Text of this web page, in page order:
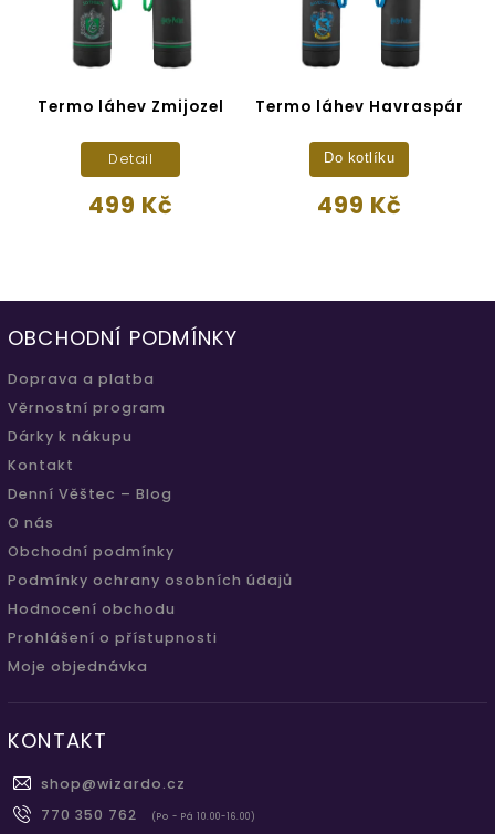
Termo láhev Zmijozel
499 Kč
Detail
Termo láhev Havraspár
499 Kč
Do kotlíku
OBCHODNÍ PODMÍNKY
Doprava a platba
Věrnostní program
Dárky k nákupu
Kontakt
Denní Věštec – Blog
O nás
Obchodní podmínky
Podmínky ochrany osobních údajů
Hodnocení obchodu
Prohlášení o přístupnosti
Moje objednávka
KONTAKT
shop@wizardo.cz
770 350 762
(Po - Pá 10.00-16.00)